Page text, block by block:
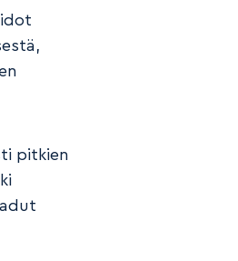
pitkien